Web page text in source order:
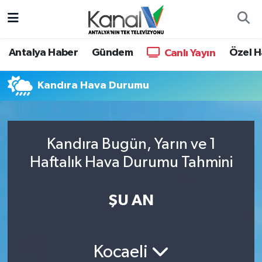
Antalya Haber Gündem Canlı Yayın Özel
Kandıra Hava Durumu
Kandıra Bugün, Yarın ve 1
Haftalık Hava Durumu Tahmini
ŞU AN
Kocaeli
Antalya Haber
Dünya
Ekonomi
Haber Kuşakları
Hava Durumu
Trafik Durumu
Tüm Manşetler
Son Dakika Haberleri